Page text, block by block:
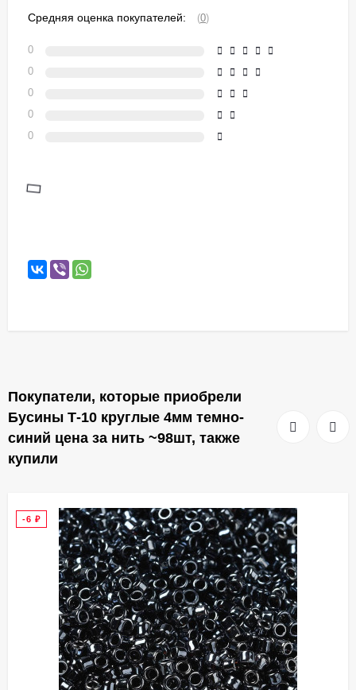
Средняя оценка покупателей: (0)
0
0
0
0
0
Покупатели, которые приобрели
Бусины Т-10 круглые 4мм темно-
синий цена за нить ~98шт, также
купили
-6 ₽